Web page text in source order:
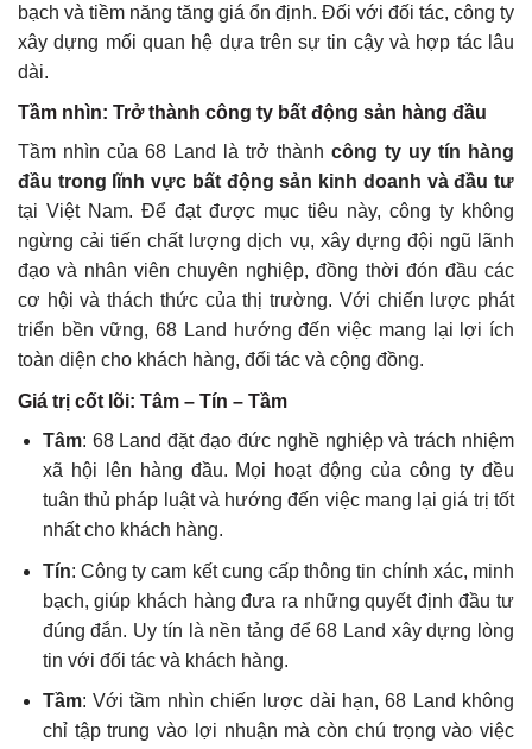
bạch và tiềm năng tăng giá ổn định. Đối với đối tác, công ty
xây dựng mối quan hệ dựa trên sự tin cậy và hợp tác lâu
dài.
Tầm nhìn: Trở thành công ty bất động sản hàng đầu
Tầm nhìn của 68 Land là trở thành công ty uy tín hàng
đầu trong lĩnh vực bất động sản kinh doanh và đầu tư
tại Việt Nam. Để đạt được mục tiêu này, công ty không
ngừng cải tiến chất lượng dịch vụ, xây dựng đội ngũ lãnh
đạo và nhân viên chuyên nghiệp, đồng thời đón đầu các
cơ hội và thách thức của thị trường. Với chiến lược phát
triển bền vững, 68 Land hướng đến việc mang lại lợi ích
toàn diện cho khách hàng, đối tác và cộng đồng.
Giá trị cốt lõi: Tâm – Tín – Tầm
Tâm: 68 Land đặt đạo đức nghề nghiệp và trách nhiệm
xã hội lên hàng đầu. Mọi hoạt động của công ty đều
tuân thủ pháp luật và hướng đến việc mang lại giá trị tốt
nhất cho khách hàng.
Tín: Công ty cam kết cung cấp thông tin chính xác, minh
bạch, giúp khách hàng đưa ra những quyết định đầu tư
đúng đắn. Uy tín là nền tảng để 68 Land xây dựng lòng
tin với đối tác và khách hàng.
Tầm: Với tầm nhìn chiến lược dài hạn, 68 Land không
chỉ tập trung vào lợi nhuận mà còn chú trọng vào việc